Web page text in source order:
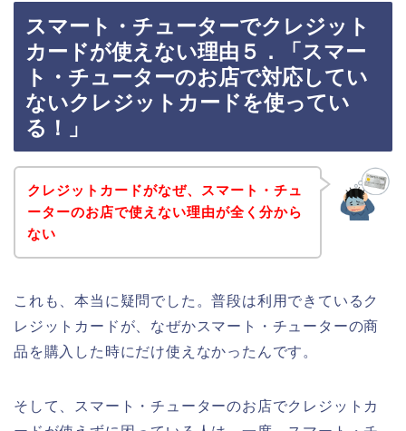
スマート・チューターでクレジット
カードが使えない理由５．「スマー
ト・チューターのお店で対応してい
ないクレジットカードを使ってい
る！」
クレジットカードがなぜ、スマート・チュ
ーターのお店で使えない理由が全く分から
ない
これも、本当に疑問でした。普段は利用できているク
レジットカードが、なぜかスマート・チューターの商
品を購入した時にだけ使えなかったんです。
そして、スマート・チューターのお店でクレジットカ